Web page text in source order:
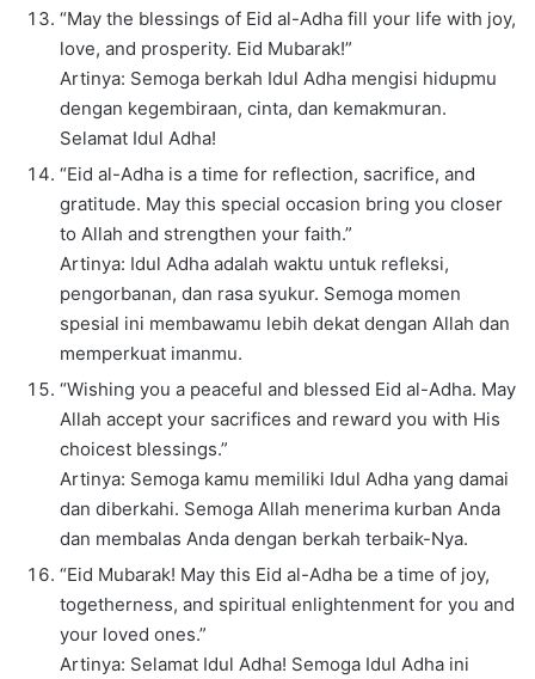
“May the blessings of Eid al-Adha fill your life with joy,
love, and prosperity. Eid Mubarak!”
Artinya: Semoga berkah Idul Adha mengisi hidupmu
dengan kegembiraan, cinta, dan kemakmuran.
Selamat Idul Adha!
“Eid al-Adha is a time for reflection, sacrifice, and
gratitude. May this special occasion bring you closer
to Allah and strengthen your faith.”
Artinya: Idul Adha adalah waktu untuk refleksi,
pengorbanan, dan rasa syukur. Semoga momen
spesial ini membawamu lebih dekat dengan Allah dan
memperkuat imanmu.
“Wishing you a peaceful and blessed Eid al-Adha. May
Allah accept your sacrifices and reward you with His
choicest blessings.”
Artinya: Semoga kamu memiliki Idul Adha yang damai
dan diberkahi. Semoga Allah menerima kurban Anda
dan membalas Anda dengan berkah terbaik-Nya.
“Eid Mubarak! May this Eid al-Adha be a time of joy,
togetherness, and spiritual enlightenment for you and
your loved ones.”
Artinya: Selamat Idul Adha! Semoga Idul Adha ini